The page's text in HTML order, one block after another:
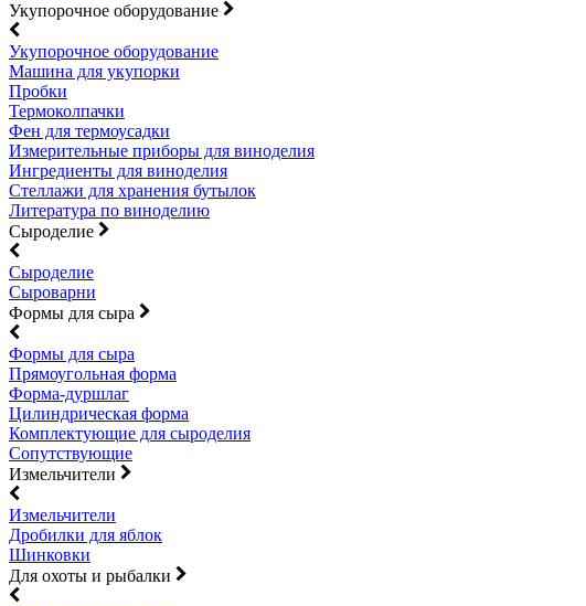
Укупорочное оборудование
Укупорочное оборудование
Машина для укупорки
Пробки
Термоколпачки
Фен для термоусадки
Измерительные приборы для виноделия
Ингредиенты для виноделия
Стеллажи для хранения бутылок
Литература по виноделию
Сыроделие
Сыроделие
Сыроварни
Формы для сыра
Формы для сыра
Прямоугольная форма
Форма-дуршлаг
Цилиндрическая форма
Комплектующие для сыроделия
Сопутствующие
Измельчители
Измельчители
Дробилки для яблок
Шинковки
Для охоты и рыбалки